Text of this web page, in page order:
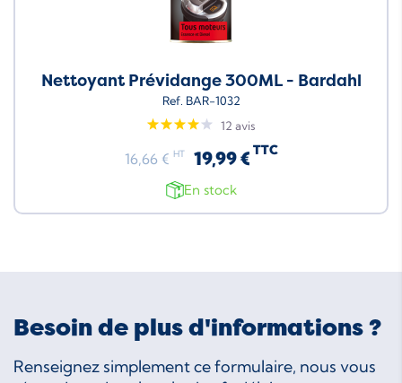
Nettoyant Prévidange 300ML - Bardahl
Ref. BAR-1032
12 avis
16,66 € HT 19,99 € TTC
En stock
Besoin de plus d'informations ?
Renseignez simplement ce formulaire, nous vous